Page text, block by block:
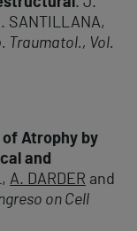
SANTILLANA,
Traumatol., Vol.
Atrophy by
and
A. DARDER and
on Cell